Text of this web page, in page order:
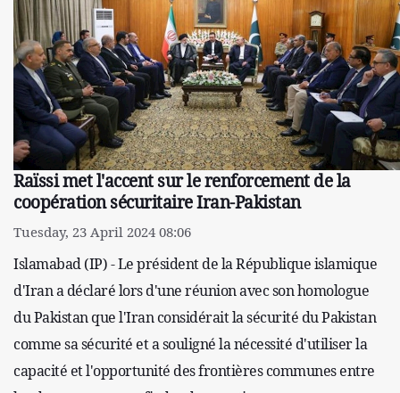
Raïssi met l'accent sur le renforcement de la
coopération sécuritaire Iran-Pakistan
Tuesday, 23 April 2024 08:06
Islamabad (IP) - Le président de la République islamique
d'Iran a déclaré lors d'une réunion avec son homologue
du Pakistan que l'Iran considérait la sécurité du Pakistan
comme sa sécurité et a souligné la nécessité d'utiliser la
capacité et l'opportunité des frontières communes entre